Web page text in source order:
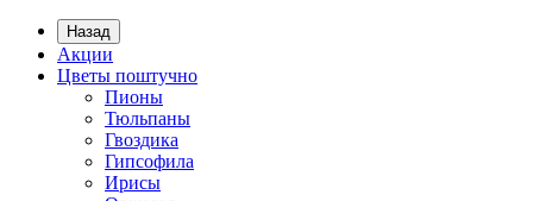
Назад
Акции
Цветы поштучно
Пионы
Тюльпаны
Гвоздика
Гипсофила
Ирисы